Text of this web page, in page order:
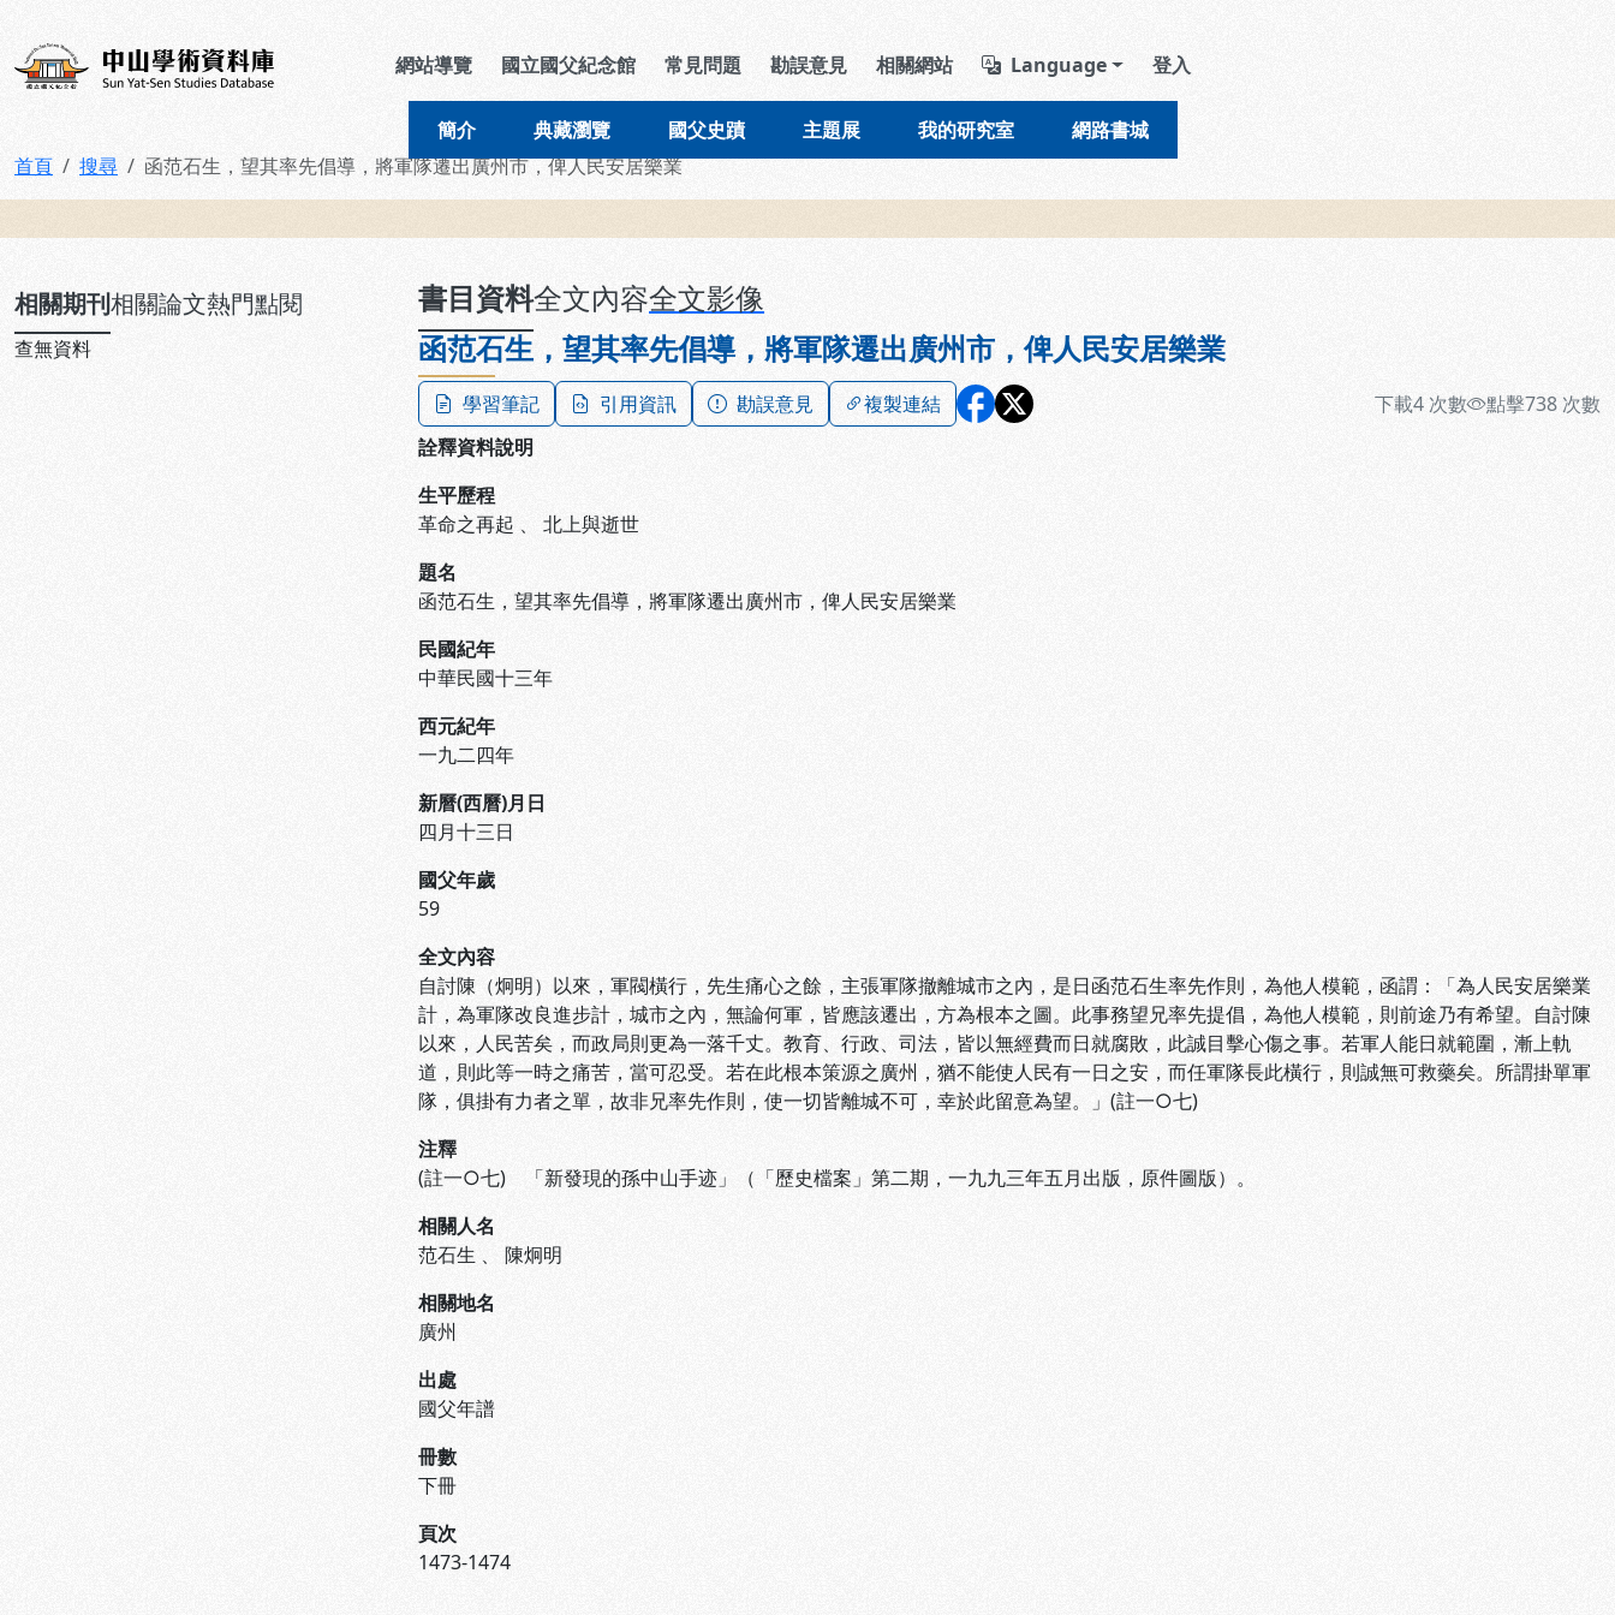
中山學術資料庫 導覽列區塊
網站導覽 國立國父紀念館 常見問題 勘誤意見 相關網站 Language 登入
簡介 典藏瀏覽 國父史蹟 主題展 我的研究室 網路書城
首頁 搜尋 函范石生，望其率先倡導，將軍隊遷出廣州市，俾人民安居樂業
相關期刊相關論文熱門點閱
查無資料
書目資料全文內容全文影像
函范石生，望其率先倡導，將軍隊遷出廣州市，俾人民安居樂業
學習筆記 引用資訊 勘誤意見 複製連結 下載4 次數 點擊738 次數
詮釋資料說明
生平歷程
革命之再起 、 北上與逝世
題名
函范石生，望其率先倡導，將軍隊遷出廣州市，俾人民安居樂業
民國紀年
中華民國十三年
西元紀年
一九二四年
新曆(西曆)月日
四月十三日
國父年歲
59
全文內容
自討陳（炯明）以來，軍閥橫行，先生痛心之餘，主張軍隊撤離城市之內，是日函范石生率先作則，為他人模範，函謂：「為人民安居樂業
計，為軍隊改良進步計，城市之內，無論何軍，皆應該遷出，方為根本之圖。此事務望兄率先提倡，為他人模範，則前途乃有希望。自討陳
以來，人民苦矣，而政局則更為一落千丈。教育、行政、司法，皆以無經費而日就腐敗，此誠目擊心傷之事。若軍人能日就範圍，漸上軌
道，則此等一時之痛苦，當可忍受。若在此根本策源之廣州，猶不能使人民有一日之安，而任軍隊長此橫行，則誠無可救藥矣。所謂掛單軍
隊，俱掛有力者之單，故非兄率先作則，使一切皆離城不可，幸於此留意為望。」(註一○七)
注釋
(註一○七) 「新發現的孫中山手迹」（「歷史檔案」第二期，一九九三年五月出版，原件圖版）。
相關人名
范石生 、 陳炯明
相關地名
廣州
出處
國父年譜
冊數
下冊
頁次
1473-1474